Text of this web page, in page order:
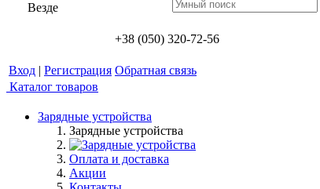
Везде
+38 (050) 320-72-56
Вход | Регистрация Обратная связь
Каталог товаров
Зарядные устройства
Зарядные устройства
Оплата и доставка
Акции